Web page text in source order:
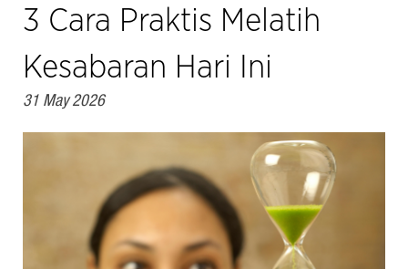
3 Cara Praktis Melatih
Kesabaran Hari Ini
31 May 2026